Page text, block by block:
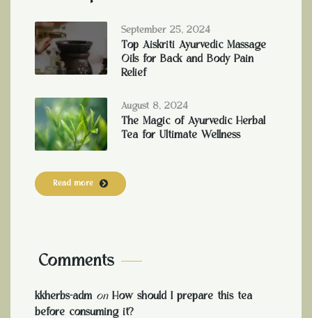
September 25, 2024
Top Aiskriti Ayurvedic Massage
Oils for Back and Body Pain
Relief
August 8, 2024
The Magic of Ayurvedic Herbal
Tea for Ultimate Wellness
Read more
Comments
kkherbs-admon How should I prepare this tea
before consuming it?